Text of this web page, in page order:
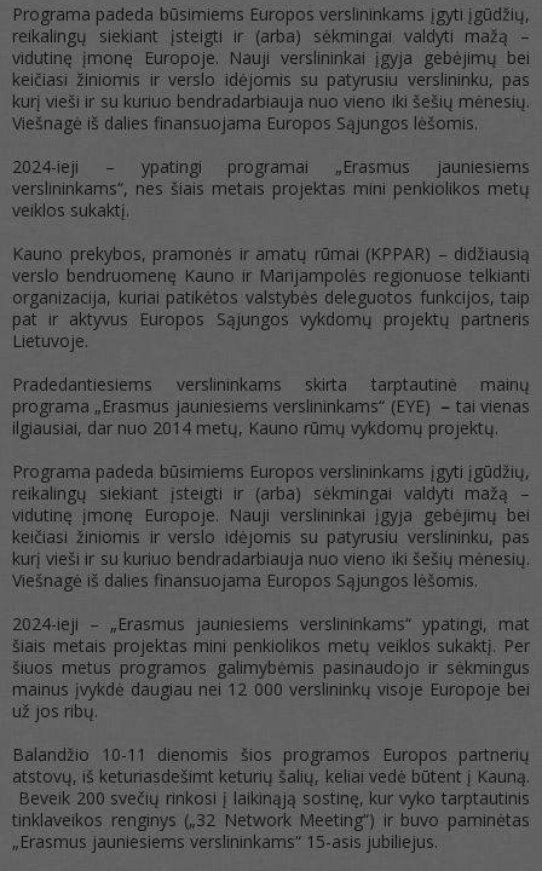
Programa padeda būsimiems Europos verslininkams įgyti įgūdžių,
reikalingų siekiant įsteigti ir (arba) sėkmingai valdyti mažą –
vidutinę įmonę Europoje. Nauji verslininkai įgyja gebėjimų bei
keičiasi žiniomis ir verslo idėjomis su patyrusiu verslininku, pas
kurį vieši ir su kuriuo bendradarbiauja nuo vieno iki šešių mėnesių.
Viešnagė iš dalies finansuojama Europos Sąjungos lėšomis.
2024-ieji – ypatingi programai „Erasmus jauniesiems
verslininkams“, nes šiais metais projektas mini penkiolikos metų
veiklos sukaktį.
Kauno prekybos, pramonės ir amatų rūmai (KPPAR) – didžiausią
verslo bendruomenę Kauno ir Marijampolės regionuose telkianti
organizacija, kuriai patikėtos valstybės deleguotos funkcijos, taip
pat ir aktyvus Europos Sąjungos vykdomų projektų partneris
Lietuvoje.
Pradedantiesiems verslininkams skirta tarptautinė mainų
programa „Erasmus jauniesiems verslininkams“ (EYE) – tai vienas
ilgiausiai, dar nuo 2014 metų, Kauno rūmų vykdomų projektų.
Programa padeda būsimiems Europos verslininkams įgyti įgūdžių,
reikalingų siekiant įsteigti ir (arba) sėkmingai valdyti mažą –
vidutinę įmonę Europoje. Nauji verslininkai įgyja gebėjimų bei
keičiasi žiniomis ir verslo idėjomis su patyrusiu verslininku, pas
kurį vieši ir su kuriuo bendradarbiauja nuo vieno iki šešių mėnesių.
Viešnagė iš dalies finansuojama Europos Sąjungos lėšomis.
2024-ieji – „Erasmus jauniesiems verslininkams“ ypatingi, mat
šiais metais projektas mini penkiolikos metų veiklos sukaktį. Per
šiuos metus programos galimybėmis pasinaudojo ir sėkmingus
mainus įvykdė daugiau nei 12 000 verslininkų visoje Europoje bei
už jos ribų.
Balandžio 10-11 dienomis šios programos Europos partnerių
atstovų, iš keturiasdešimt keturių šalių, keliai vedė būtent į Kauną.
Beveik 200 svečių rinkosi į laikinąją sostinę, kur vyko tarptautinis
tinklaveikos renginys („32 Network Meeting“) ir buvo paminėtas
„Erasmus jauniesiems verslininkams“ 15-asis jubiliejus.